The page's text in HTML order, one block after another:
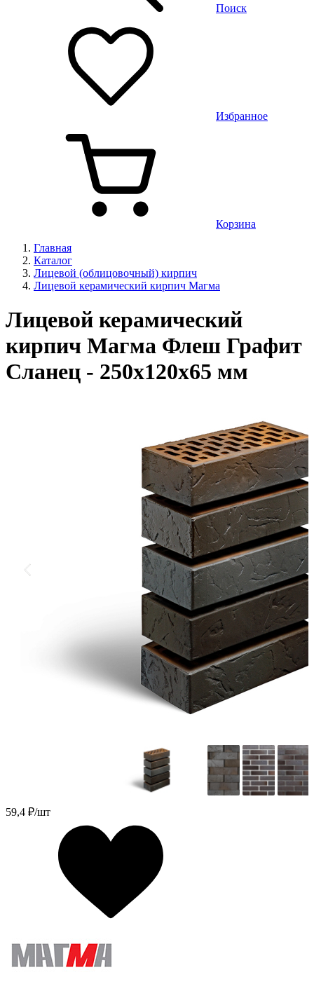
Поиск
Избранное
Корзина
Главная
Каталог
Лицевой (облицовочный) кирпич
Лицевой керамический кирпич Магма
Лицевой керамический
кирпич Магма Флеш Графит
Сланец - 250х120х65 мм
59,4 ₽/шт